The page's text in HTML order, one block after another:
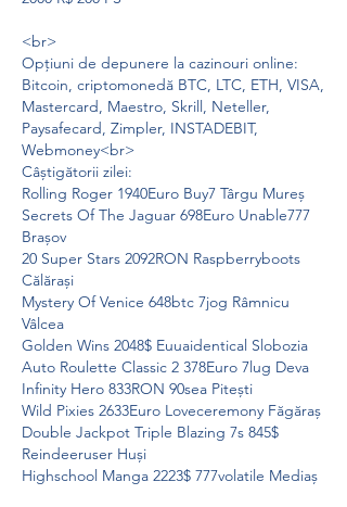
<br>
Opțiuni de depunere la cazinouri online:
Bitcoin, criptomonedă BTC, LTC, ETH, VISA,
Mastercard, Maestro, Skrill, Neteller,
Paysafecard, Zimpler, INSTADEBIT,
Webmoney<br>
Câștigătorii zilei:
Rolling Roger 1940Euro Buy7 Târgu Mureș
Secrets Of The Jaguar 698Euro Unable777
Brașov
20 Super Stars 2092RON Raspberryboots
Călărași
Mystery Of Venice 648btc 7jog Râmnicu
Vâlcea
Golden Wins 2048$ Euuaidentical Slobozia
Auto Roulette Classic 2 378Euro 7lug Deva
Infinity Hero 833RON 90sea Pitești
Wild Pixies 2633Euro Loveceremony Făgăraș
Double Jackpot Triple Blazing 7s 845$
Reindeeruser Huși
Highschool Manga 2223$ 777volatile Mediaș